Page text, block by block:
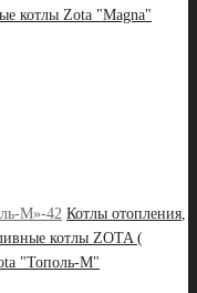
котлы Zota "Magna"
М»-42 Котлы отопления
котлы ZOTA (
"Тополь-М"